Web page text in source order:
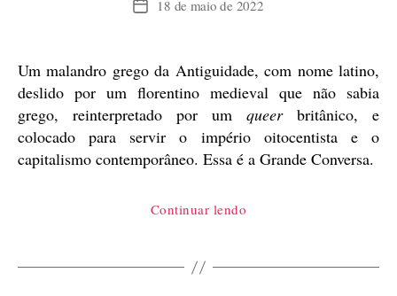
Data18 de maio de 2022
Um malandro grego da Antiguidade, com nome latino,
deslido por um florentino medieval que não sabia
grego, reinterpretado por um queer britânico, e
colocado para servir o império oitocentista e o
capitalismo contemporâneo. Essa é a Grande Conversa.
Continuar lendo
e